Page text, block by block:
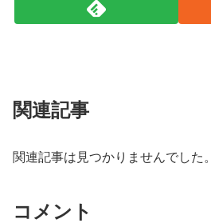
関連記事
関連記事は見つかりませんでした。
コメント